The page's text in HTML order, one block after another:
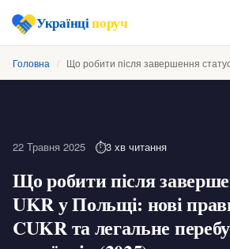
Українціпоруч
Головна / Що робити після завершення
22 Травня 2025 3 хв читання
Що робити після
UKR у Польщі: нові
CUKR та легальне